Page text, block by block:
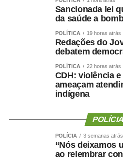
adolescente com o fim de
forma lasciva ou sexualmente
fotografias ou vídeos sexuais ou
Também terá aumento de um
cometer o crime prevalecendo-
domésticas, de coabitação ou
no exercício de cargo ou função
A Lei 15.487 autoriza a
órgãos de investigação para
relacionados à violência sexual
Sancionada lei
da saúde a
POLÍTICA 19 horas atrás
Redações do
debatem
POLÍTICA 22 horas atrás
CDH: violência
ameaçam
indígena
POLÍCIA
POLÍCIA 3 semanas atrás
“Nós deixamos
ao relembrar